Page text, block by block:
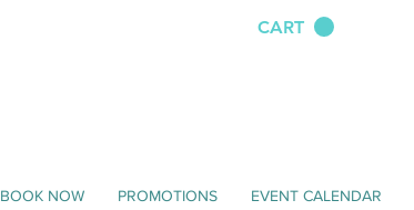
CART
BOOK NOW PROMOTIONS EVENT CALENDAR